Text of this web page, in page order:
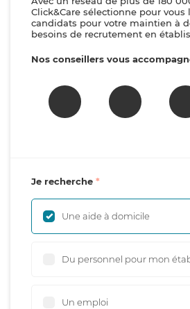
Click&Care sélectionne pour vous
candidats pour votre maintien à
besoins de recrutement en
Nos conseillers vous
Je recherche
Une aide à domicile
Du personnel pour mon
Un emploi